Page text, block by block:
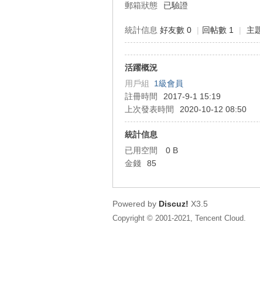
郵箱狀態
已驗證
統計信息 好友數 0 | 回帖數 1 | 主
活躍概況
用戶組 1級會員
註冊時間
2017-9-1 15:19
上次發表時間
2020-10-12 08:50
統計信息
已用空間
0 B
金錢
85
Powered by Discuz! X3.5
Copyright © 2001-2021, Tencent Cloud.